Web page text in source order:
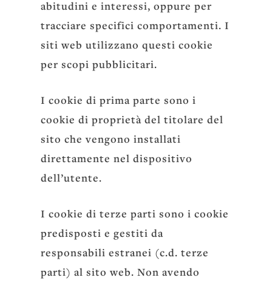
abitudini e interessi, oppure per
tracciare specifici comportamenti. I
siti web utilizzano questi cookie
per scopi pubblicitari.
I cookie di prima parte sono i
cookie di proprietà del titolare del
sito che vengono installati
direttamente nel dispositivo
dell’utente.
I cookie di terze parti sono i cookie
predisposti e gestiti da
responsabili estranei (c.d. terze
parti) al sito web. Non avendo